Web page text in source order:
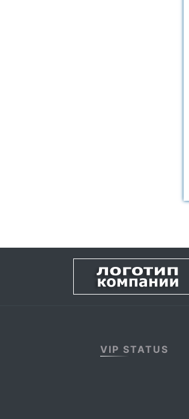
VIP STATUS